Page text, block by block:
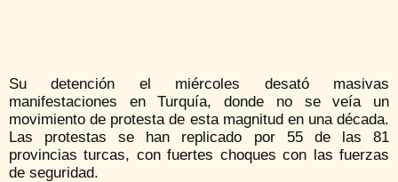
Su detención el miércoles desató masivas
manifestaciones en Turquía, donde no se veía un
movimiento de protesta de esta magnitud en una década.
Las protestas se han replicado por 55 de las 81
provincias turcas, con fuertes choques con las fuerzas
de seguridad.